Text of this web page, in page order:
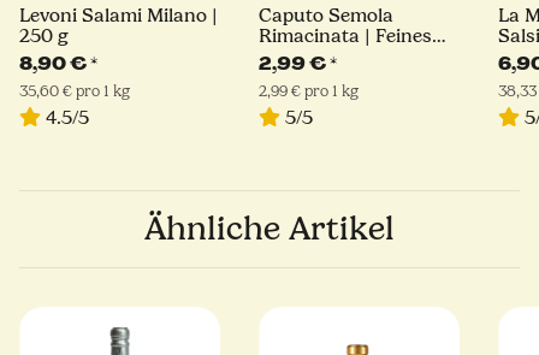
Levoni Salami Milano |
250 g
8,90 €*
35,60 € pro 1 kg
4.5/5
Caputo Semola
Rimacinata | Feines
Hartweizengrieß | 1kg
2,99 €*
2,99 € pro 1 kg
5/5
La
180
Ähnliche Artikel